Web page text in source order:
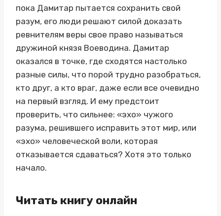
пока Дамитар пытается сохранить свой
разум, его люди решают силой доказать
ревнителям веры свое право называться
дружиной князя Воеводина. Дамитар
оказался в точке, где сходятся настолько
разные силы, что порой трудно разобраться,
кто друг, а кто враг, даже если все очевидно
на первый взгляд. И ему предстоит
проверить, что сильнее: «эхо» чужого
разума, решившего исправить этот мир, или
«эхо» человеческой воли, которая
отказывается сдаваться? Хотя это только
начало.
Читать книгу онлайн